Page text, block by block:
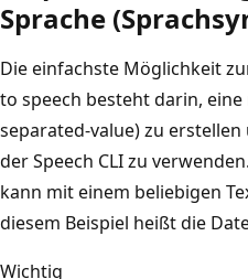
Sprache
Die einfachste Möglichkeit
to speech besteht darin, eine
separated-value) zu erstellen
der Speech CLI zu
kann mit einem beliebigen
diesem Beispiel heißt die
Wichtig